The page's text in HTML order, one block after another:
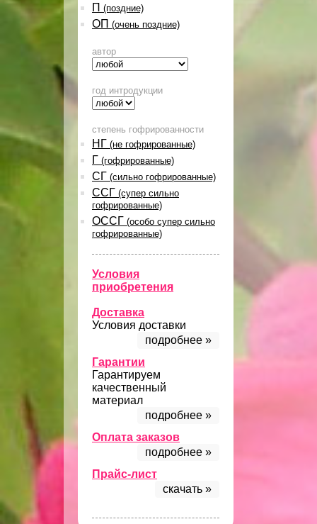
П (поздние)
ОП (очень поздние)
автор
год интродукции
степень гофрированности
НГ (не гофрированные)
Г (гофрированные)
СГ (сильно гофрированные)
ССГ (супер сильно
гофрированные)
ОССГ (особо супер сильно
гофрированные)
Условия
приобретения
Доставка
Условия доставки
подробнее »
Гарантии
Гарантируем
качественный
материал
подробнее »
Оплата заказов
подробнее »
Прайс-лист
скачать »